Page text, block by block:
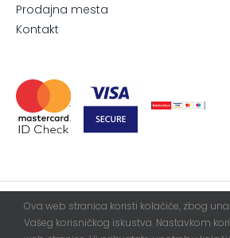
Prodajna mesta
Kontakt
© 2026. All Rights Reserved.BlurWebServis
Ova web stranica koristi kolačiće, zbog
Vašeg korisničkog iskustva. Nastavkom